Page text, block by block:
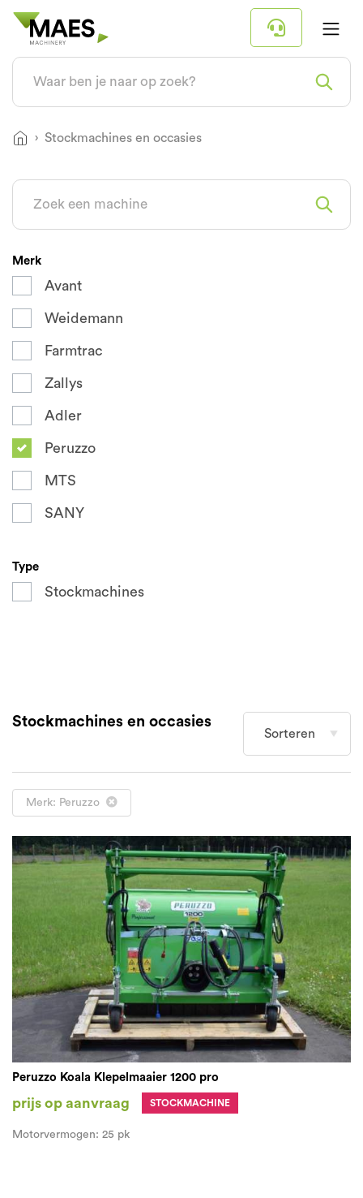
Stockmachines en occasies
Merk
Avant
Weidemann
Farmtrac
Zallys
Adler
Peruzzo
MTS
SANY
Type
Stockmachines
Stockmachines en occasies
Merk: Peruzzo
Peruzzo Koala Klepelmaaier 1200 pro
prijs op aanvraag STOCKMACHINE
Motorvermogen: 25 pk